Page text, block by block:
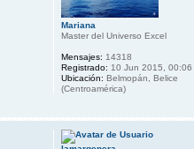
Mariana
Master del Universo Excel
Mensajes: 14318
Registrado: 10 Jun 2015, 00:06
Ubicación: Belmopán, Belice
(Centroamérica)